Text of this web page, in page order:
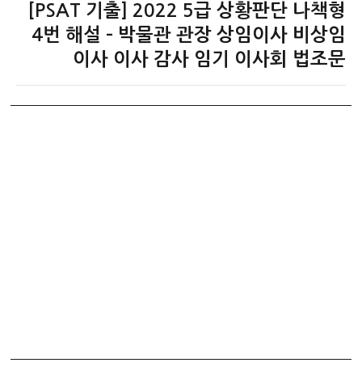
[PSAT 기출] 2022 5급 상황판단 나책형
4번 해설 – 박물관 관장 상임이사 비상임
이사 이사 감사 임기 이사회 법조문